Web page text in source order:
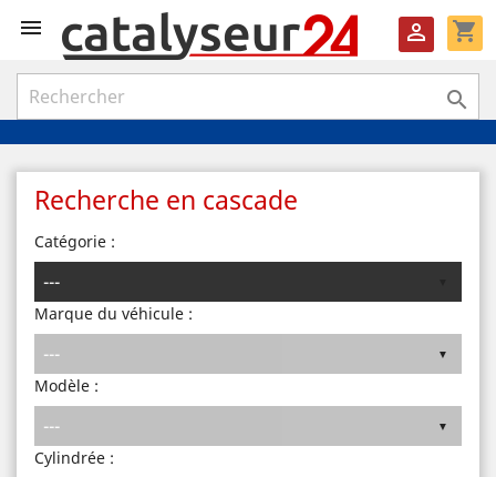
 shopping_cart


Recherche en cascade
Catégorie :
Marque du véhicule :
Modèle :
Cylindrée :